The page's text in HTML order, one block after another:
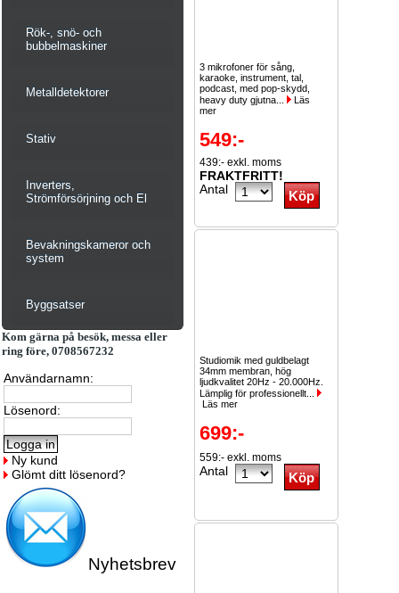
Rök-, snö- och
bubbelmaskiner
Metalldetektorer
Stativ
Inverters,
Strömförsörjning och El
Bevakningskameror och
system
Byggsatser
Kom gärna på besök, messa eller
ring före, 0708567232
Användarnamn:
Lösenord:
Ny kund
Glömt ditt lösenord?
Nyhetsbrev
3 mikrofoner för sång,
karaoke, instrument, tal,
podcast, med pop-skydd,
heavy duty gjutna...
Läs
mer
549:-
439:- exkl. moms
FRAKTFRITT!
Antal
Studiomik med guldbelagt
34mm membran, hög
ljudkvalitet 20Hz - 20.000Hz.
Lämplig för professionellt...
Läs mer
699:-
559:- exkl. moms
Antal